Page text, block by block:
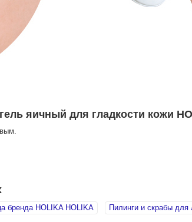
яичный для гладкости кожи
бренда HOLIKA HOLIKA Пилинги и скрабы для